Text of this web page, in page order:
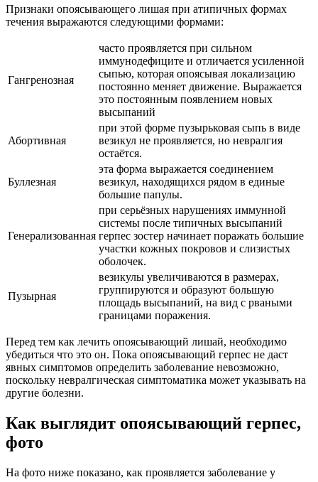
Признаки опоясывающего лишая при атипичных формах
течения выражаются следующими формами:
Гангренозная
часто проявляется при сильном
иммунодефиците и отличается усиленной
сыпью, которая опоясывая локализацию
постоянно меняет движение. Выражается
это постоянным появлением новых
высыпаний
Абортивная
при этой форме пузырьковая сыпь в виде
везикул не проявляется, но невралгия
остаётся.
Буллезная
эта форма выражается соединением
везикул, находящихся рядом в единые
большие папулы.
Генерализованная
при серьёзных нарушениях иммунной
системы после типичных высыпаний
герпес зостер начинает поражать большие
участки кожных покровов и слизистых
оболочек.
Пузырная
везикулы увеличиваются в размерах,
группируются и образуют большую
площадь высыпаний, на вид с рваными
границами поражения.
Перед тем как лечить опоясывающий лишай, необходимо
убедиться что это он. Пока опоясывающий герпес не даст
явных симптомов определить заболевание невозможно,
поскольку невралгическая симптоматика может указывать на
другие болезни.
Как выглядит опоясывающий герпес,
фото
На фото ниже показано, как проявляется заболевание у